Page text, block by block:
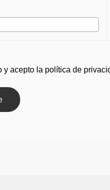
y acepto la política de